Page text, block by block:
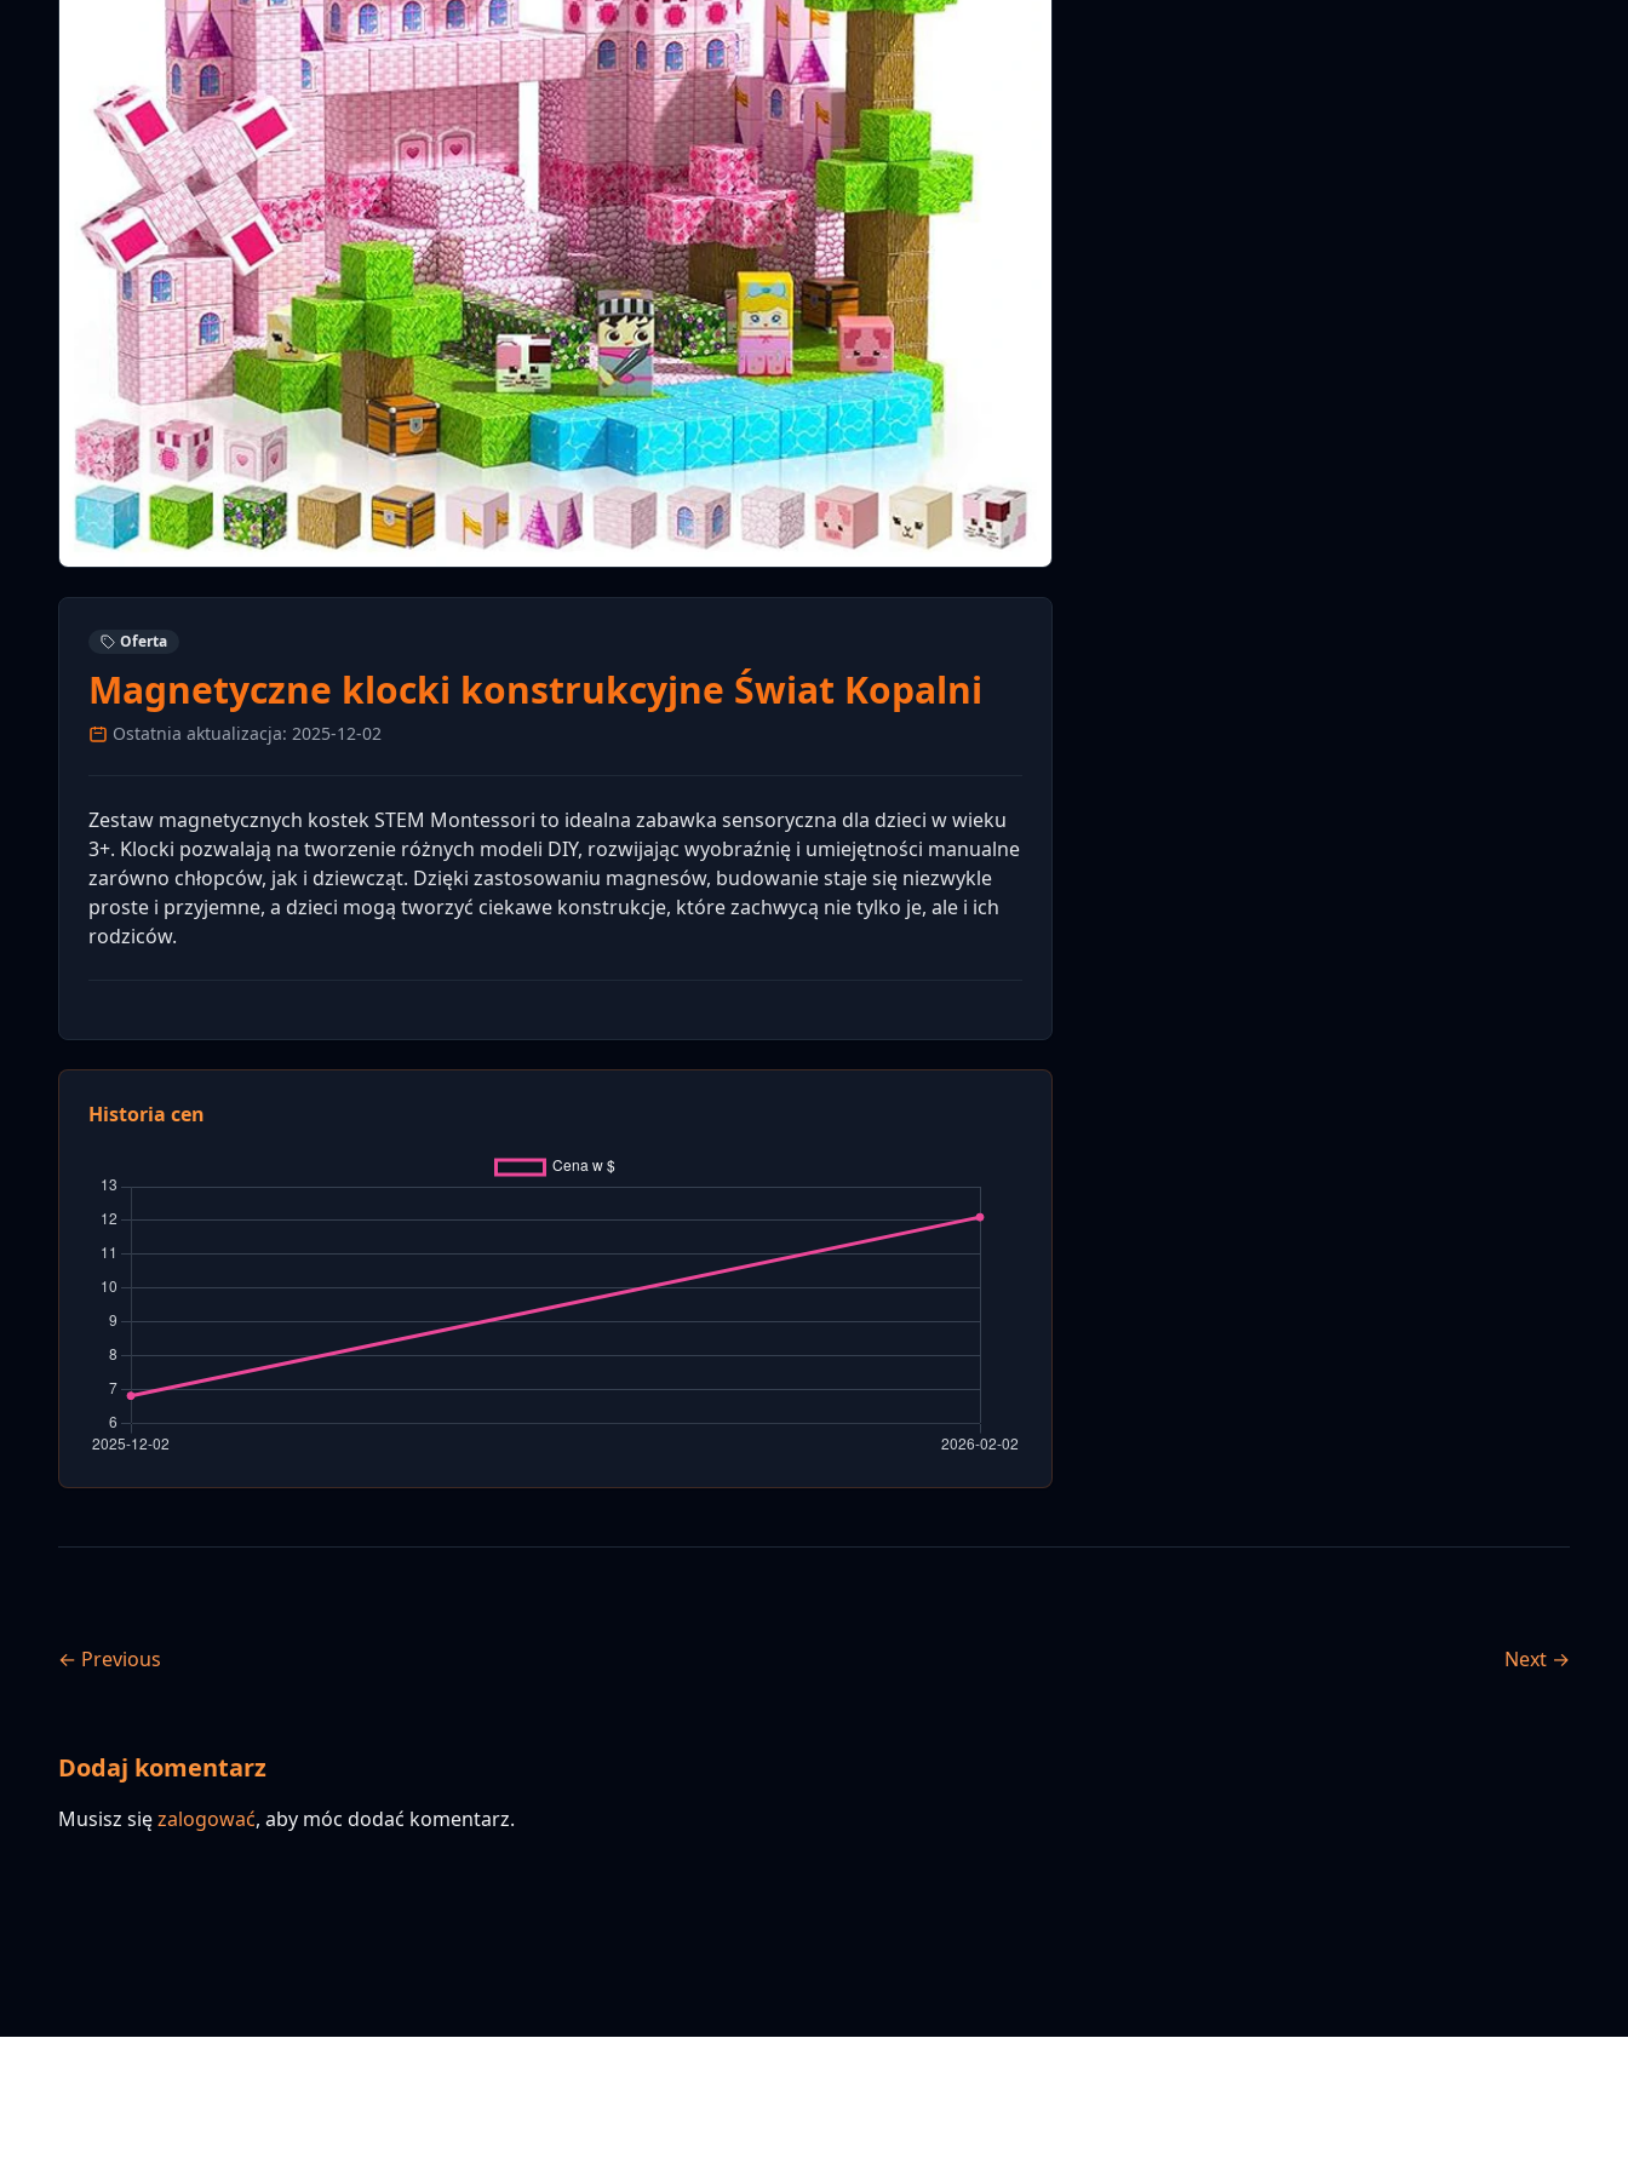
Oferta
Magnetyczne klocki konstrukcyjne Świat Kopalni
Ostatnia aktualizacja: 2025-12-02
Zestaw magnetycznych kostek STEM Montessori to idealna zabawka sensoryczna dla dzieci w wieku
3+. Klocki pozwalają na tworzenie różnych modeli DIY, rozwijając wyobraźnię i umiejętności manualne
zarówno chłopców, jak i dziewcząt. Dzięki zastosowaniu magnesów, budowanie staje się niezwykle
proste i przyjemne, a dzieci mogą tworzyć ciekawe konstrukcje, które zachwycą nie tylko je, ale i ich
rodziców.
Historia cen
← Previous Next →
Dodaj komentarz
Musisz sięzalogować, aby móc dodać komentarz.